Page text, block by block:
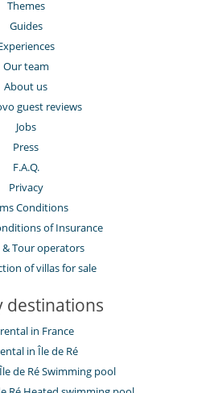
Themes
Guides
Our team
About us
guest reviews
Jobs
Press
F.A.Q.
Privacy
Conditions
of Insurance
& Tour operators
of villas for sale
destinations
in France
in Île de Ré
de Ré Swimming pool